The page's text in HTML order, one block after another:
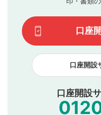
です）
てはお答えできません
て結果のご連絡といた
下記の項目に該当する
見合わせる場合がござ
本動画コンテン
他者への誹謗中
公序良俗に反す
氏名、住所、電
口座
口座開設
口座開設